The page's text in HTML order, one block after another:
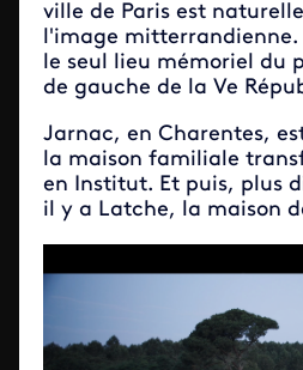
ville de Paris est
l'image mitterrandienne.
le seul lieu mémoriel du
de gauche de la Ve
Jarnac, en Charentes,
la maison familiale
en Institut. Et puis, plus
il y a Latche, la maison